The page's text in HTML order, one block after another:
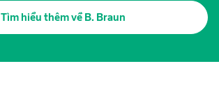
Tìm hiểu thêm về B. Braun